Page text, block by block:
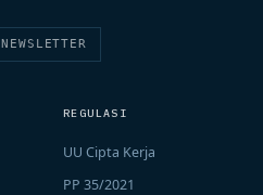
NEWSLETTER
REGULASI
UU Cipta Kerja
PP 35/2021